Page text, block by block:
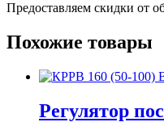
Предоставляем скидки от
Похожие товары
Регулятор